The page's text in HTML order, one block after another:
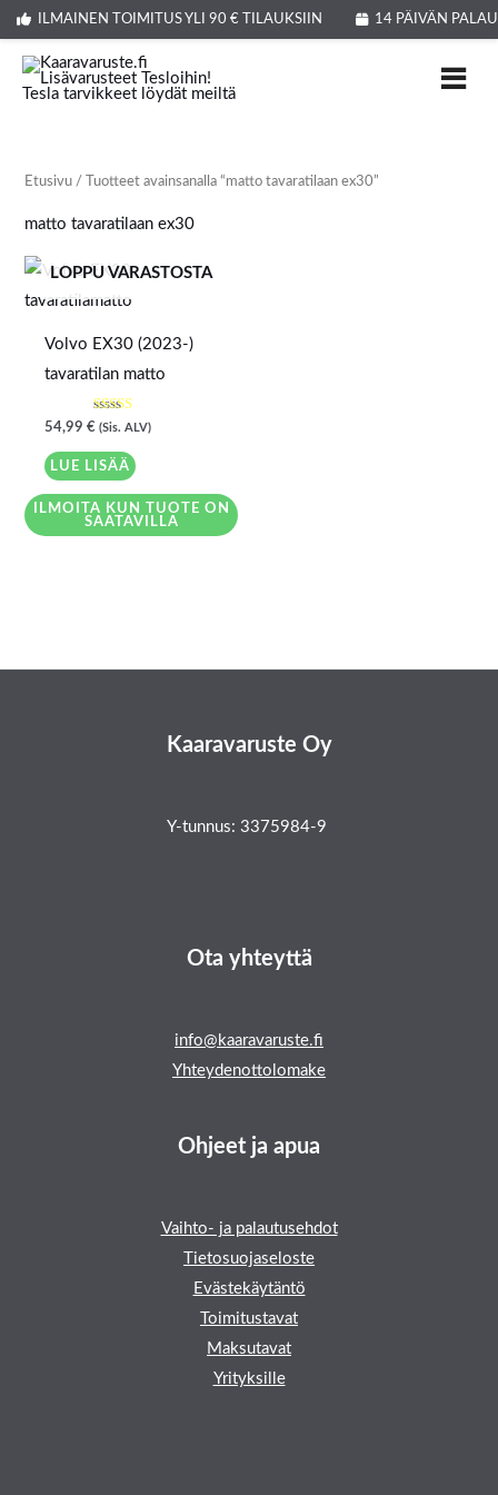
ILMAINEN TOIMITUS YLI 90 € TILAUKSIIN 14 PÄIVÄN
Siirry
sisältöön
Etusivu / Tuotteet avainsanalla “matto tavaratilaan ex30”
matto tavaratilaan ex30
LOPPU VARASTOSTA
Volvo EX30 (2023-)
tavaratilan matto
Arvostelu
tuotteesta:
5.00
/ 5
54,99 € (Sis. ALV)
LUE LISÄÄ
ILMOITA KUN TUOTE ON
SAATAVILLA
Kaaravaruste Oy
Y-tunnus: 3375984-9
Ota yhteyttä
info@kaaravaruste.fi
Yhteydenottolomake
Ohjeet ja apua
Vaihto- ja palautusehdot
Tietosuojaseloste
Evästekäytäntö
Toimitustavat
Maksutavat
Yrityksille